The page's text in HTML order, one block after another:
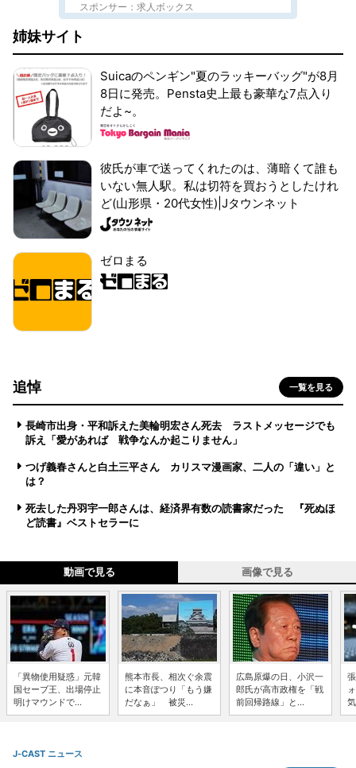
スポンサー：求人ボックス
姉妹サイト
Suicaのペンギン"夏のラッキーバッグ"が8月
8日に発売。Pensta史上最も豪華な7点入り
だよ~。
彼氏が車で送ってくれたのは、薄暗くて誰も
いない無人駅。私は切符を買おうとしたけれ
ど(山形県・20代女性)|Jタウンネット
ゼロまる
追悼 一覧を見る
長崎市出身・平和訴えた美輪明宏さん死去 ラストメッセージでも
訴え「愛があれば 戦争なんか起こりません」
つげ義春さんと白土三平さん カリスマ漫画家、二人の「違い」と
は？
死去した丹羽宇一郎さんは、経済界有数の読書家だった 『死ぬほ
ど読書』ベストセラーに
動画で見る 画像で見る
「異物使用疑惑」元韓
国セーブ王、出場停止
明けマウンドで...
熊本市長、相次ぐ余震
に本音ぽつり「もう嫌
だなぁ」 被災...
広島原爆の日、小沢一
郎氏が高市政権を「戦
前回帰路線」と...
J-CAST ニュース